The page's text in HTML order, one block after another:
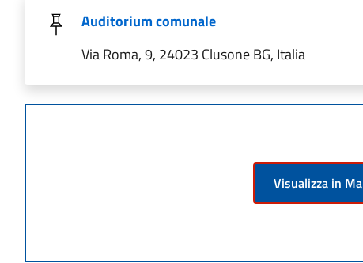
Auditorium comunale
Via Roma, 9, 24023 Clusone BG, Italia
Visualizza in